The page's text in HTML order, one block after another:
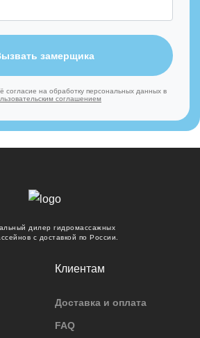
согласие на обработку персональных данных в
соглашением
замерщика
дилер гидромассажных
с доставкой по России.
Клиентам
Доставка и оплата
FAQ